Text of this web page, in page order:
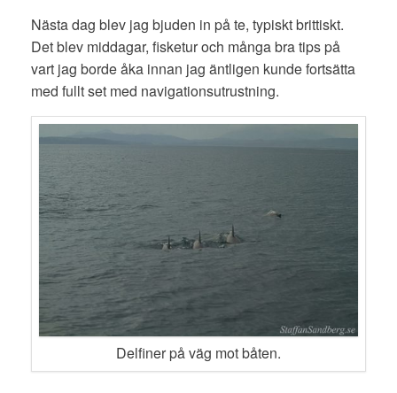
Nästa dag blev jag bjuden in på te, typiskt brittiskt.
Det blev middagar, fisketur och många bra tips på
vart jag borde åka innan jag äntligen kunde fortsätta
med fullt set med navigationsutrustning.
Delfiner på väg mot båten.